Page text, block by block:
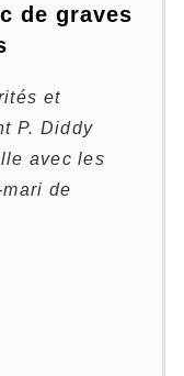
de graves
et
P. Diddy
avec les
de